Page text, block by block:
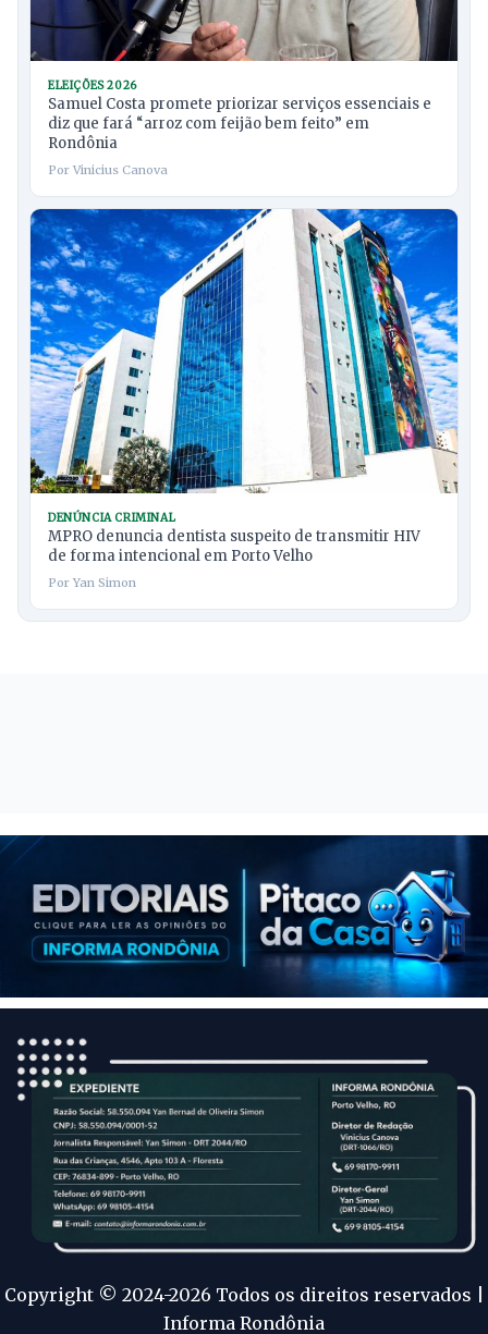
ELEIÇÕES 2026
Samuel Costa promete priorizar serviços essenciais e
diz que fará “arroz com feijão bem feito” em
Rondônia
Por Vinicius Canova
DENÚNCIA CRIMINAL
MPRO denuncia dentista suspeito de transmitir HIV
de forma intencional em Porto Velho
Por Yan Simon
Copyright © 2024-2026 Todos os direitos reservados |
Informa Rondônia